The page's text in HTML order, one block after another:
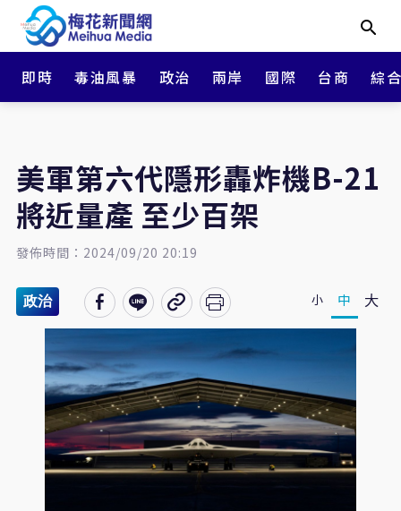
即時 毒油風暴 政治 兩岸 國際 台商 綜
美軍第六代隱形轟炸機B-21
將近量產 至少百架
發佈時間：2024/09/20 20:19
政治 小 中 大